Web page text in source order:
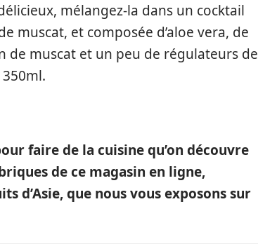
mélangez-la dans un cocktail
muscat, et composée d’aloe vera, de
de muscat et un peu de régulateurs de
faire de la cuisine qu’on découvre
de ce magasin en ligne,
d’Asie, que nous vous exposons sur